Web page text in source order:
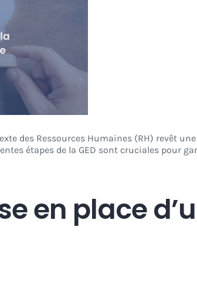
des Ressources Humaines (RH) revêt
étapes de la GED sont cruciales pour
en place